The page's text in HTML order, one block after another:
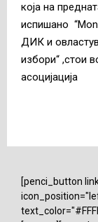
која на
испишано
ДИК и
избори“ ,стои
асоцијација
[penci_button